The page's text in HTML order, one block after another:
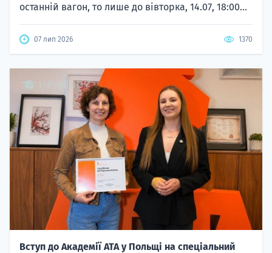
останній вагон, то лише до вівторка, 14.07, 18:00...
07 лип 2026 1370
Вступ до Академії ATA у Польщі на спеціальний